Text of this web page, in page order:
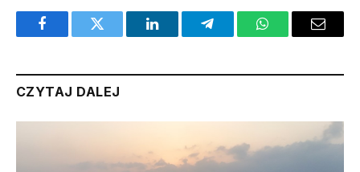
FacebookTwitter LinkedInTelegramWhatsAppEmail
CZYTAJ DALEJ